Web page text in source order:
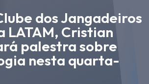
dos Jangadeiros
LATAM, Cristian
palestra sobre
nesta quarta-